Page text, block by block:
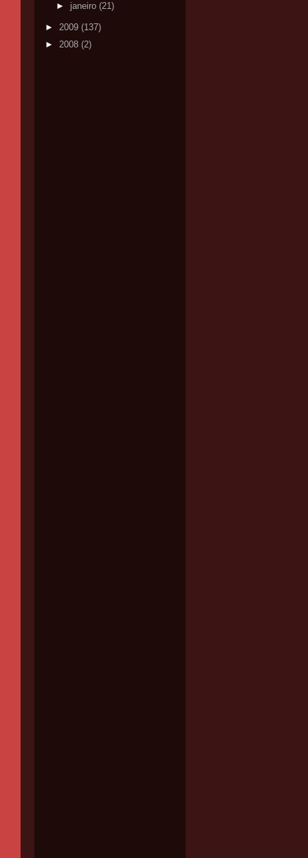
► janeiro (21)
► 2009 (137)
► 2008 (2)